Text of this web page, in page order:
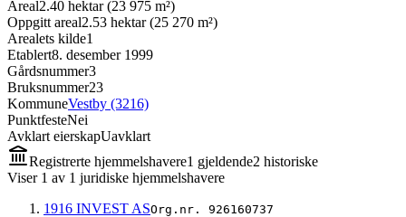
Areal2.40 hektar (23 975 m²)
Oppgitt areal2.53 hektar (25 270 m²)
Arealets kilde1
Etablert8. desember 1999
Gårdsnummer3
Bruksnummer23
KommuneVestby (3216)
PunktfesteNei
Avklart eierskapUavklart
Registrerte hjemmelshavere1 gjeldende2 historiske
Viser 1 av 1 juridiske hjemmelshavere
1916 INVEST ASOrg.nr. 926160737